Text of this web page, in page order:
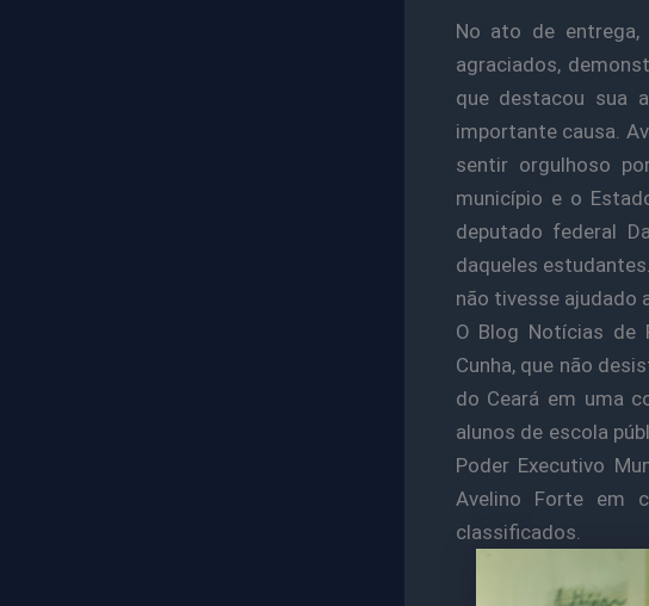
No ato de
agraciados,
que destacou sua
importante causa.
sentir orgulhoso
município e o
deputado federal
daqueles
não tivesse ajudado
O Blog Notícias de
Cunha, que não
do Ceará em uma
alunos de escola
Poder Executivo
Avelino Forte em
classificados.